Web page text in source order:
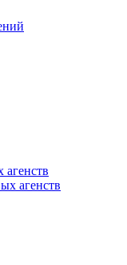
агенств